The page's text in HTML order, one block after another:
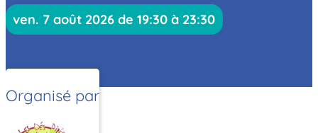
ven. 7 août 2026 de 19:30 à 23:30
Organisé par